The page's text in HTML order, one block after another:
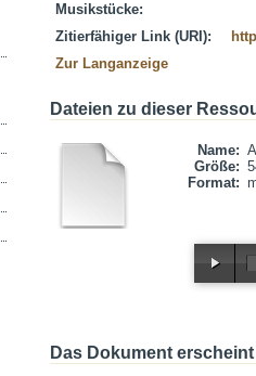
Musikstücke:
Zitierfähiger Link (URI):
Zur Langanzeige
Dateien zu dieser
Name:
Größe:
Format:
Das Dokument